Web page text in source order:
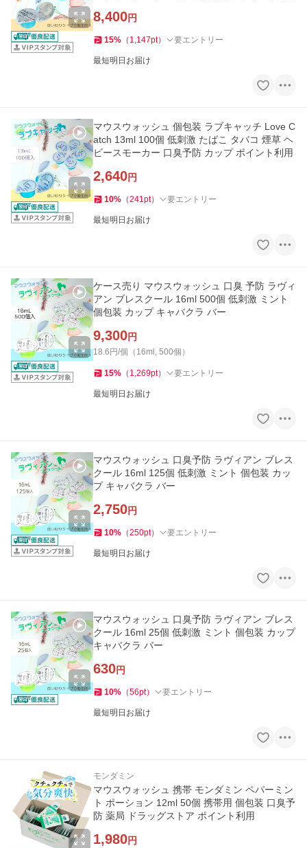
8,400円
15% （ 1,147pt） 要エントリー
最短明日お届け
マウスウォッシュ 個包装 ラブキャッチ Love C
atch 13ml 100個 低刺激 たばこ タバコ 煙草 ヘ
ビースモーカー 口臭予防 カップ ポイント利用
2,640円
10% （241pt） 要エントリー
最短明日お届け
ケース売り マウスウォッシュ 口臭 予防 ラヴィ
アン ブレスクール 16ml 500個 低刺激 ミント
個包装 カップ キャバクラ バー
9,300円
18.6円/個（16ml, 500個）
15% （ 1,269pt） 要エントリー
最短明日お届け
マウスウォッシュ 口臭予防 ラヴィアン ブレス
クール 16ml 125個 低刺激 ミント 個包装 カッ
プ キャバクラ バー
2,750円
10% （250pt） 要エントリー
最短明日お届け
マウスウォッシュ 口臭予防 ラヴィアン ブレス
クール 16ml 25個 低刺激 ミント 個包装 カップ
キャバクラ バー
630円
10% （56pt） 要エントリー
最短明日お届け
モンダミン
マウスウォッシュ 携帯 モンダミン ペパーミン
ト ポーション 12ml 50個 携帯用 個包装 口臭予
防 薬局 ドラッグストア ポイント利用
1,980円